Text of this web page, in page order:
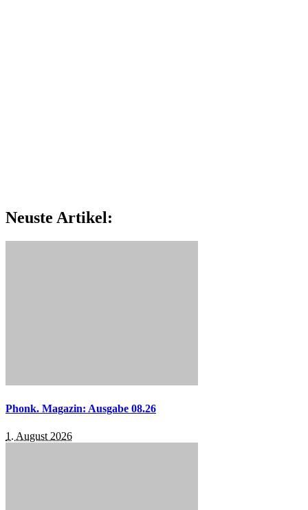
Neuste Artikel:
Phonk. Magazin: Ausgabe 08.26
1. August 2026